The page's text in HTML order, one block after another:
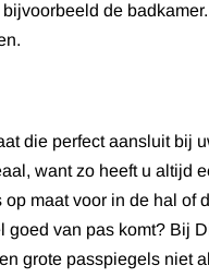
de
die perfect aansluit bij
want zo heeft u altijd
maat voor in de hal of
van pas komt? Bij
grote passpiegels niet